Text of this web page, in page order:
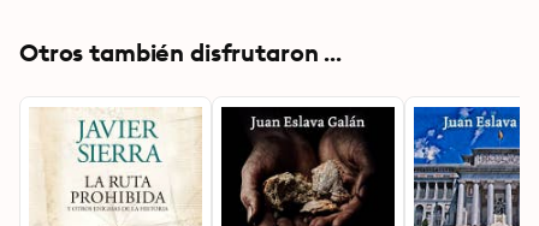
Otros también disfrutaron ...